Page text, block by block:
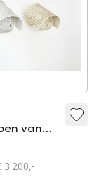
van
voor
80,
3.200,-